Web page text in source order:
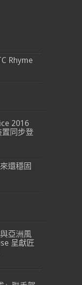
Rhyme
2016
同步登
還穩固
亞洲風
呈獻匠